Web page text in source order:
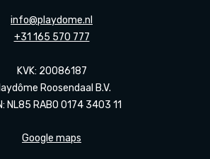
info@playdome.nl
+31 165 570 777
KVK: 20086187
Roosendaal B.V.
NL85 RABO 0174 3403 11
Google maps